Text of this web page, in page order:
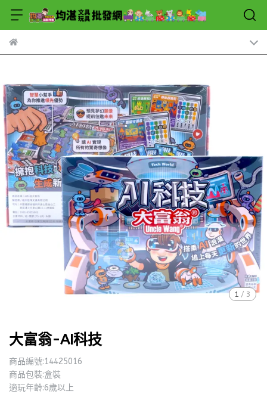
1 / 3
大富翁-AI科技
商品編號:14425016
商品包裝:盒裝
適玩年齡:6歲以上